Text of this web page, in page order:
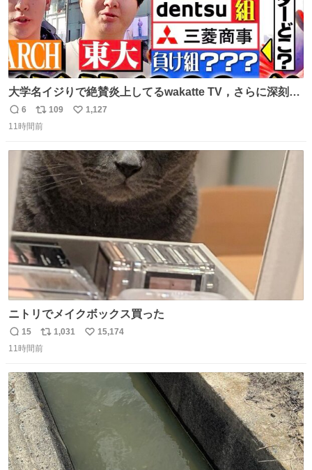
大学名イジりで絶賛炎上してるwakatte TV，さらに深刻な
問題はこっちでは？ ・都内の特定企業に入るのを極度に推
奨し，それ以外の地域で堅実に生きるのを周縁化する ・恋
化する ・院生が研究環境を求め他大学に移るのを批判する
過去例↓
返
信
6
リ
ポ
ト
数
109
い
数
1,127
11時間前
ニトリでメイクボックス買った
返
信
15
リ
ポ
ト
数
1,031
い
15,174
11時間前